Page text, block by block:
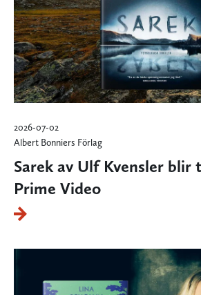
2026-07-02
Albert Bonniers Förlag
Sarek av Ulf Kvensler blir
Prime Video